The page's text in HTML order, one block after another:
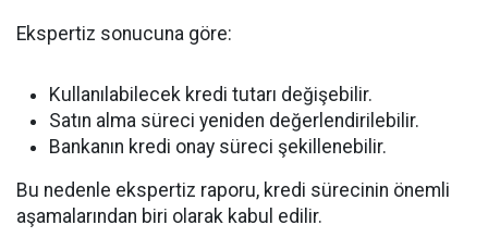
Ekspertiz sonucuna göre:
Kullanılabilecek kredi tutarı değişebilir.
Satın alma süreci yeniden değerlendirilebilir.
Bankanın kredi onay süreci şekillenebilir.
Bu nedenle ekspertiz raporu, kredi sürecinin önemli
aşamalarından biri olarak kabul edilir.